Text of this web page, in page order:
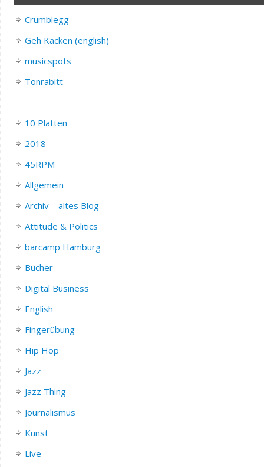
Crumblegg
Geh Kacken (english)
musicspots
Tonrabitt
10 Platten
2018
45RPM
Allgemein
Archiv – altes Blog
Attitude & Politics
barcamp Hamburg
Bücher
Digital Business
English
Fingerübung
Hip Hop
Jazz
Jazz Thing
Journalismus
Kunst
Live